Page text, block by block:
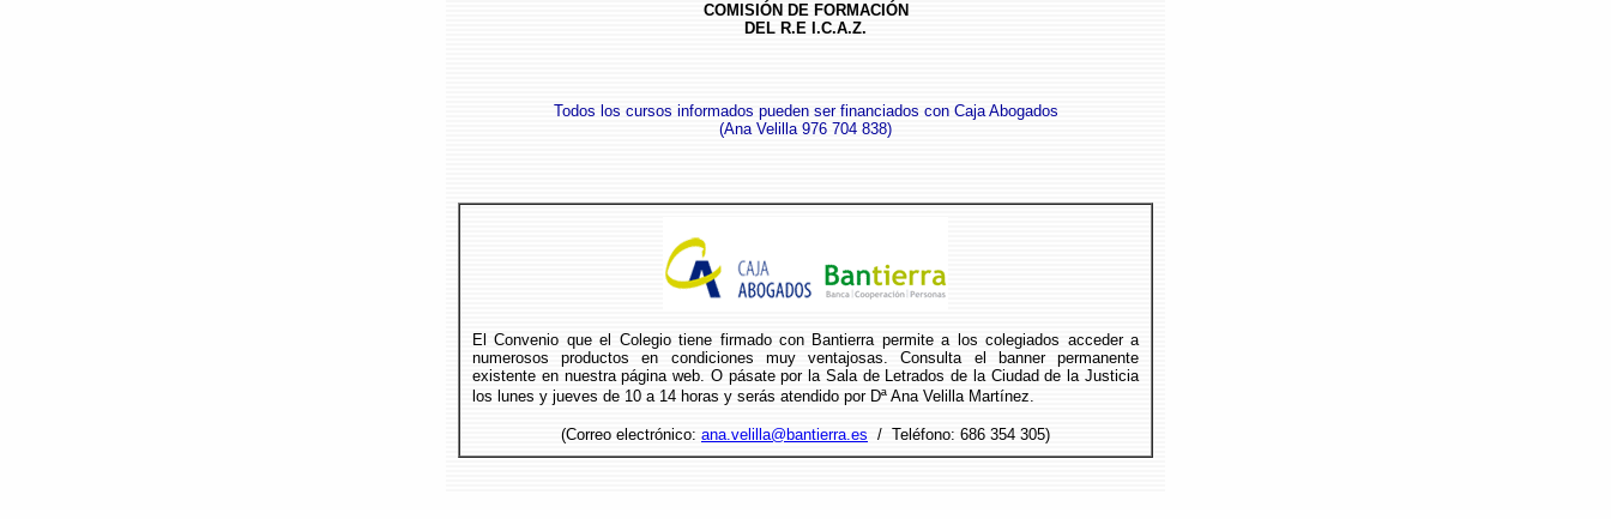
COMISIÓN DE FORMACIÓN
DEL R.E I.C.A.Z.
Todos los cursos informados pueden ser financiados con Caja Abogados
(Ana Velilla 976 704 838)
El Convenio que el Colegio tiene firmado con Bantierra permite a los colegiados acceder a
numerosos productos en condiciones muy ventajosas. Consulta el banner permanente
existente en nuestra página web. O pásate por la Sala de Letrados de la Ciudad de la Justicia
los lunes y jueves de 10 a 14 horas y serás atendido por Dª Ana Velilla Martínez.
(Correo electrónico: ana.velilla@bantierra.es / Teléfono: 686 354 305)